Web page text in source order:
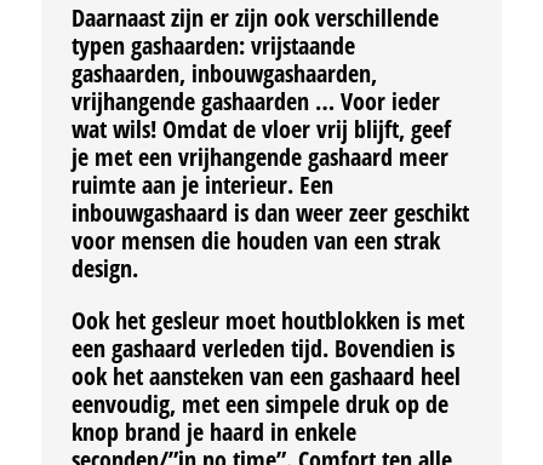
Daarnaast zijn er zijn ook verschillende
typen gashaarden: vrijstaande
gashaarden, inbouwgashaarden,
vrijhangende gashaarden … Voor ieder
wat wils! Omdat de vloer vrij blijft, geef
je met een vrijhangende gashaard meer
ruimte aan je interieur. Een
inbouwgashaard is dan weer zeer geschikt
voor mensen die houden van een strak
design.
Ook het gesleur moet houtblokken is met
een gashaard verleden tijd. Bovendien is
ook het aansteken van een gashaard heel
eenvoudig, met een simpele druk op de
knop brand je haard in enkele